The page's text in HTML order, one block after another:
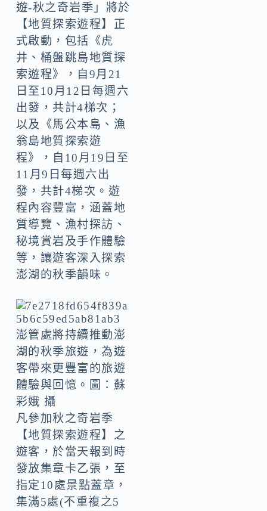
遊-秋之奇岩季」將於
【地質探索遊程】正
式啟動，包括《虎
井、桶盤跳島地質探
索遊程》，自9月21
日至10月12日每週六
出發，共計4梯次；
以及《馬公本島、漁
翁島地質探索遊
程》，自10月19日至
11月9日每週六出
發，共計4梯次。遊
程內容豐富，涵蓋地
質導覽、漁村探訪、
秘境賞岩及手作體驗
等，讓遊客深入探索
澎湖的秋季韻味。
澎管處將持續推動澎
湖的秋季旅遊，為遊
客帶來更豐富的旅遊
體驗與回憶。圖：蘇
彩娥 攝
凡參加秋之奇岩季
【地質探索遊程】之
遊客，於當天報到時
發放集章卡乙張，至
指定10處景點蓋章，
集滿5處(不重複之5